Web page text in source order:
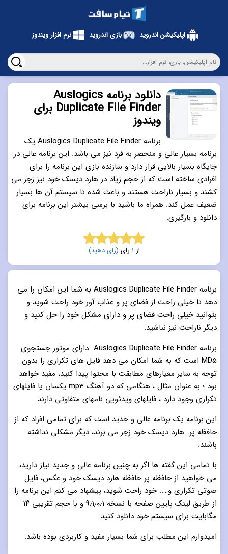
دانلود برنامه Auslogics
Duplicate File Finder برای
ویندوز
برنامه Auslogics Duplicate File Finder یک
برنامه بسیار عالی و منحصر به فرد نیز می باشد. این برنامه عالی در
جایگاه بسیار بالایی قرار دارد و سازنده بازی این برنامه را برای
افرادی ساخته است که از حجم زیاد در هارد دیسک خود نیز زجر می
کشند و بسیار ناراحت هستند و باعث شده تا سیستم آن ها بسیار
ضعیف عمل کند. همراه ما باشید با برسی بیشتر این برنامه برای
دانلود و بارگیری.
5.0 از 5 از 1 رای (رای دهید)
برنامه Auslogics Duplicate File Finder به شما این امکان را می
دهد تا خیلی راحت از فضای پر و عذاب آور خود راحت شوید و
بتوانید خیلی راحت فضای پر و دارای مشکل خود را حل کنید و
دیگر ناراحت نیز نباشید.
برنامه Auslogics Duplicate File Finder دارای موتور جستجوی
MD5 است که به شما امکان می دهد فایل های تکراری را بدون
توجه به سایر معیارهای مطابقت با محتوا پیدا کنید، مفید خواهد
بود ؛ به عنوان مثال ، هنگامی که دو آهنگ mp3 یکسان یا فایلهای
تکراری وجود دارد ، فایلهای ویدئویی نامهای متفاوتی دارند.
این برنامه یک برنامه عالی و جدید است که برای تمامی افراد که از
حافظه پر هارد دیسک خود زجر می برند، دیگر مشکلی نداشته
باشند.
با تمامی این گفته ها اگر به چنین برنامه عالی و جدید نیاز دارید،
می خواهید از حافظه پر حافظه هارد دیسک خود و عکس، فایل
صوتی تکراری و….. خود راحت شوید، پیشهاد می کنم این برنامه را
از طریق لینک پایین صفحه با نسخه ۹٫۱٫۰٫۱ و با حجم تقریبی ۱۴
مگابایت برای سیستم خود دانلود کنید.
امیدوارم این مطلب برای شما بسیار مفید و کاربردی بوده باشد.
اپلیکیشن اندروید بازی اندروید نرم افزار ویندوز